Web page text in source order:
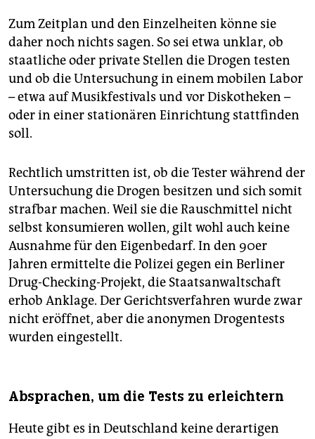
Zum Zeitplan und den Einzelheiten könne sie
daher noch nichts sagen. So sei etwa unklar, ob
staatliche oder private Stellen die Drogen testen
und ob die Untersuchung in einem mobilen Labor
– etwa auf Musikfestivals und vor Diskotheken –
oder in einer stationären Einrichtung stattfinden
soll.
Rechtlich umstritten ist, ob die Tester während der
Untersuchung die Drogen besitzen und sich somit
strafbar machen. Weil sie die Rauschmittel nicht
selbst konsumieren wollen, gilt wohl auch keine
Ausnahme für den Eigenbedarf. In den 90er
Jahren ermittelte die Polizei gegen ein Berliner
Drug-Checking-Projekt, die Staatsanwaltschaft
erhob Anklage. Der Gerichtsverfahren wurde zwar
nicht eröffnet, aber die anonymen Drogentests
wurden eingestellt.
Absprachen, um die Tests zu erleichtern
Heute gibt es in Deutschland keine derartigen